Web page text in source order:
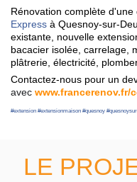
Rénovation complète
Express à Quesnoy-sur-
existante, nouvelle
bacacier isolée, carrelage,
plâtrerie, électricité,
Contactez-nous pour un
avec www.francerenov.fr/
#extension #extensionmaison #quesnoy #
LE